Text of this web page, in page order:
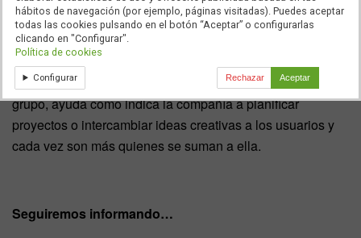
Habrá que ver si su nueva funcionalidad, el envío de
mensajes directos, tanto de forma individual como en
grupo, ayuda como indica la compañía a planificar
proyectos o intercambiar ideas creativas a los usuarios y
cada vez son más quienes se suman a ella.
Seguiremos informando…
hábitos de navegación (por ejemplo, páginas visitadas). Puedes aceptar
todas las cookies pulsando en el botón “Aceptar” o configurarlas
clicando en "Configurar".
Política de cookies
Configurar Rechazar Aceptar